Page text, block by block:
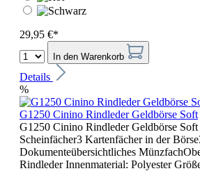
29,95 €*
In den Warenkorb
Details
%
G1250 Cinino Rindleder Geldbörse Soft
G1250 Cinino Rindleder Geldbörse
Scheinfächer3 Kartenfächer in der
Dokumenteübersichtliches
Rindleder Innenmaterial: Polyester